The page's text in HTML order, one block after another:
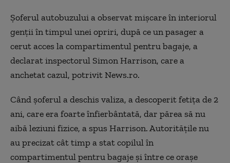
Şoferul autobuzului a observat mişcare în interiorul
genţii în timpul unei opriri, după ce un pasager a
cerut acces la compartimentul pentru bagaje, a
declarat inspectorul Simon Harrison, care a
anchetat cazul, potrivit News.ro.
Când şoferul a deschis valiza, a descoperit fetiţa de 2
ani, care era foarte înfierbântată, dar părea să nu
aibă leziuni fizice, a spus Harrison. Autorităţile nu
auprecizatcât timp a stat copilul în
compartimentul pentru bagaje şi între ce oraşe